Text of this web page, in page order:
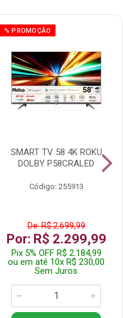
% PROMOÇÃO
SMART TV 58 4K ROKU
DOLBY P58CRALED
Código: 255913
De: R$ 2.699,99
Por: R$ 2.299,99
Pix 5% OFF R$ 2.184,99
ou em até 10x R$ 230,00
Sem Juros